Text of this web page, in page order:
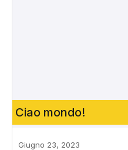
Ciao mondo!
Giugno 23, 2023